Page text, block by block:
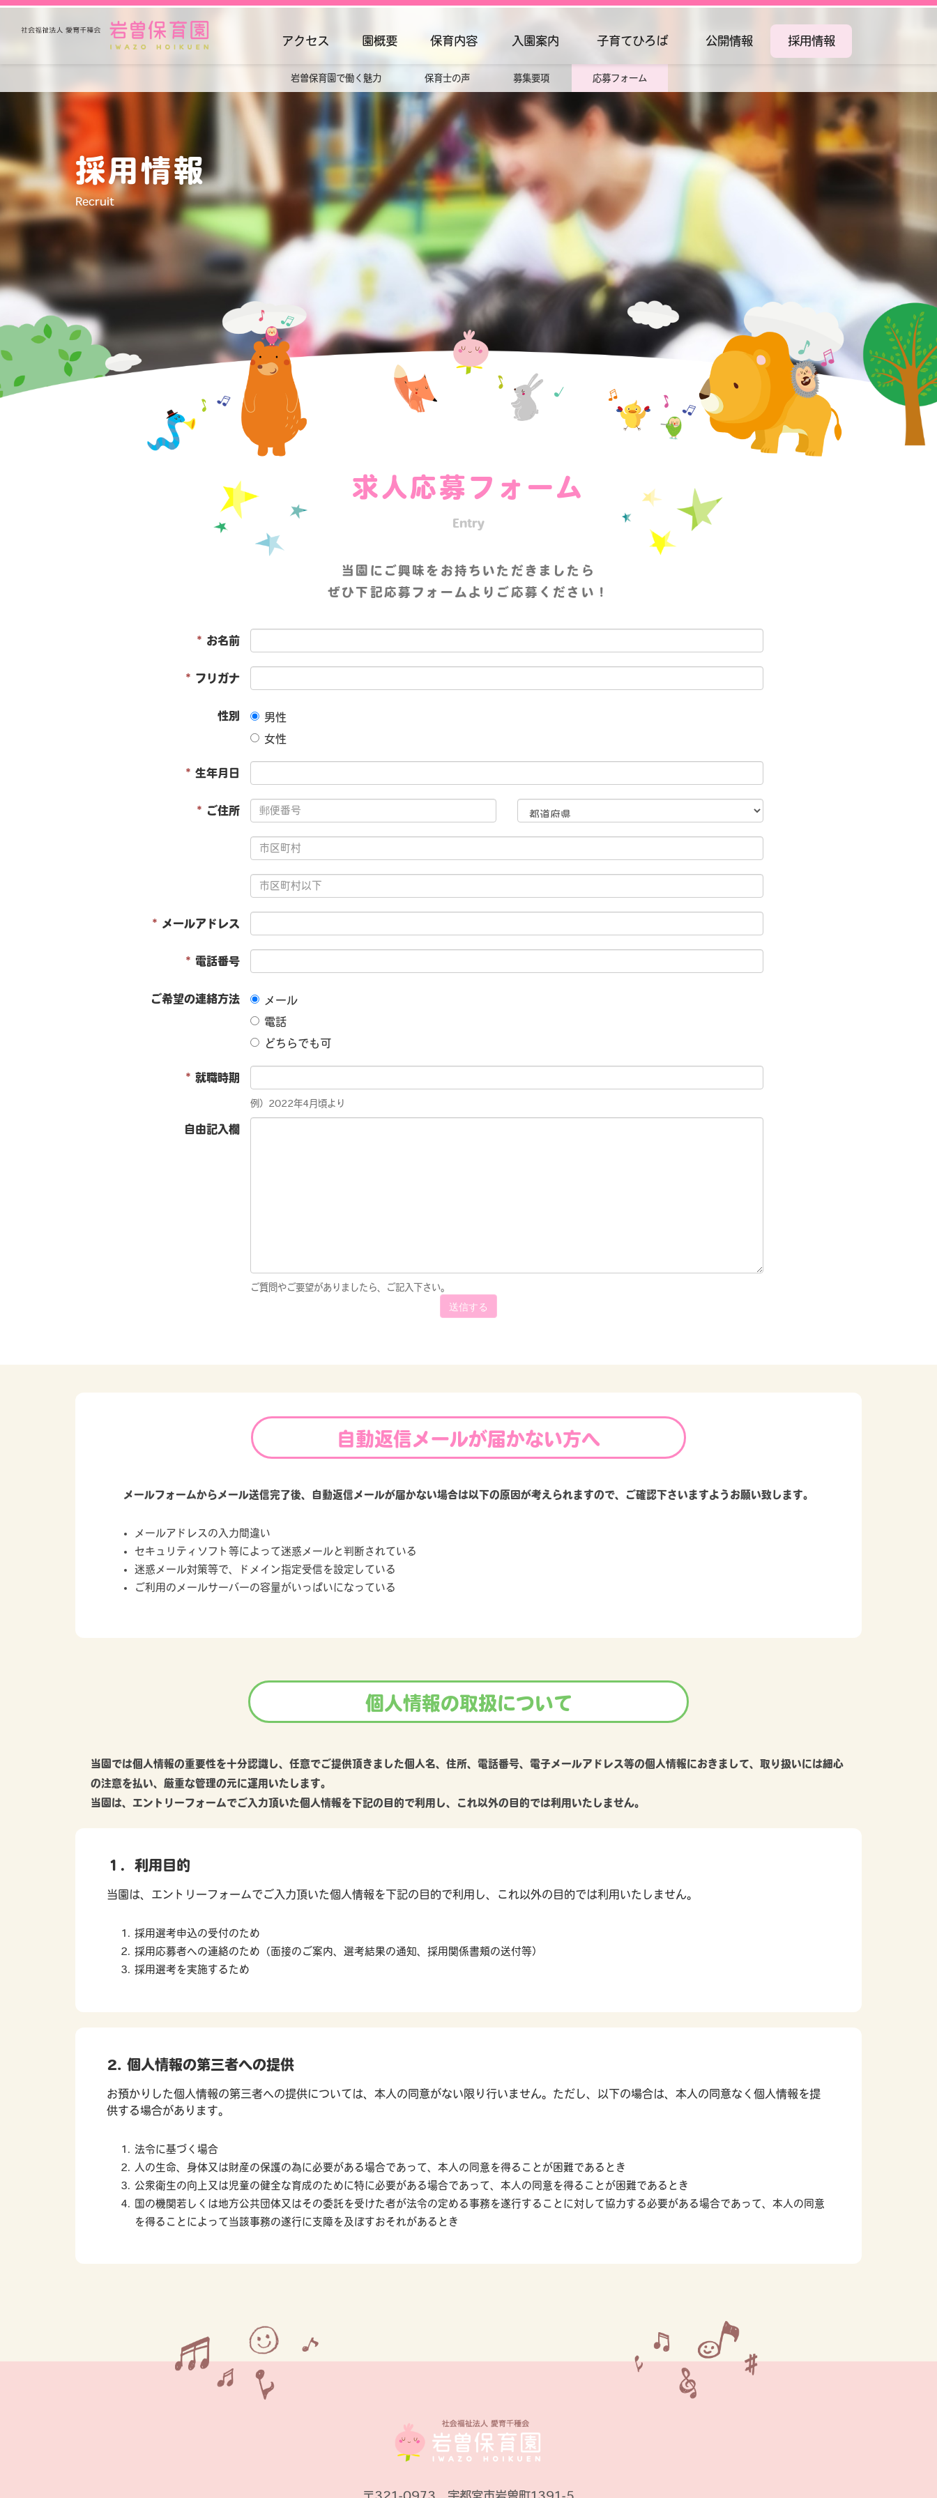
アクセス 園概要 保育内容 入園案内 子育てひろば 公開情報 採用情報
岩曽保育園で働く魅力 保育士の声 募集要項 応募フォーム
採用情報
Recruit
求人応募フォーム
Entry
当園にご興味をお持ちいただきましたら
ぜひ下記応募フォームよりご応募ください！
* お名前
* フリガナ
性別
男性
女性
* 生年月日
* ご住所
* メールアドレス
* 電話番号
ご希望の連絡方法
メール
電話
どちらでも可
* 就職時期
例）2022年4月頃より
自由記入欄
ご質問やご要望がありましたら、ご記入下さい。
送信する
自動返信メールが届かない方へ
メールフォームからメール送信完了後、自動返信メールが届かない場合は以下の原因が考えられますので、ご確認下さいますようお願い致します。
メールアドレスの入力間違い
セキュリティソフト等によって迷惑メールと判断されている
迷惑メール対策等で、ドメイン指定受信を設定している
ご利用のメールサーバーの容量がいっぱいになっている
個人情報の取扱について
当園では個人情報の重要性を十分認識し、任意でご提供頂きました個人名、住所、電話番号、電子メールアドレス等の個人情報におきまして、取り扱いには細心
の注意を払い、厳重な管理の元に運用いたします。
当園は、エントリーフォームでご入力頂いた個人情報を下記の目的で利用し、これ以外の目的では利用いたしません。
１．利用目的
当園は、エントリーフォームでご入力頂いた個人情報を下記の目的で利用し、これ以外の目的では利用いたしません。
採用選考申込の受付のため
採用応募者への連絡のため（面接のご案内、選考結果の通知、採用関係書頬の送付等）
採用選考を実施するため
2. 個人情報の第三者への提供
お預かりした個人情報の第三者への提供については、本人の同意がない限り行いません。ただし、以下の場合は、本人の同意なく個人情報を提
供する場合があります。
法令に基づく場合
人の生命、身体又は財産の保護の為に必要がある場合であって、本人の同意を得ることが困難であるとき
公衆衛生の向上又は児童の健全な育成のために特に必要がある場合であって、本人の同意を得ることが困難であるとき
国の機関若しくは地方公共団体又はその委託を受けた者が法令の定める事務を遂行することに対して協力する必要がある場合であって、本人の同意
を得ることによって当該事務の遂行に支障を及ぼすおそれがあるとき